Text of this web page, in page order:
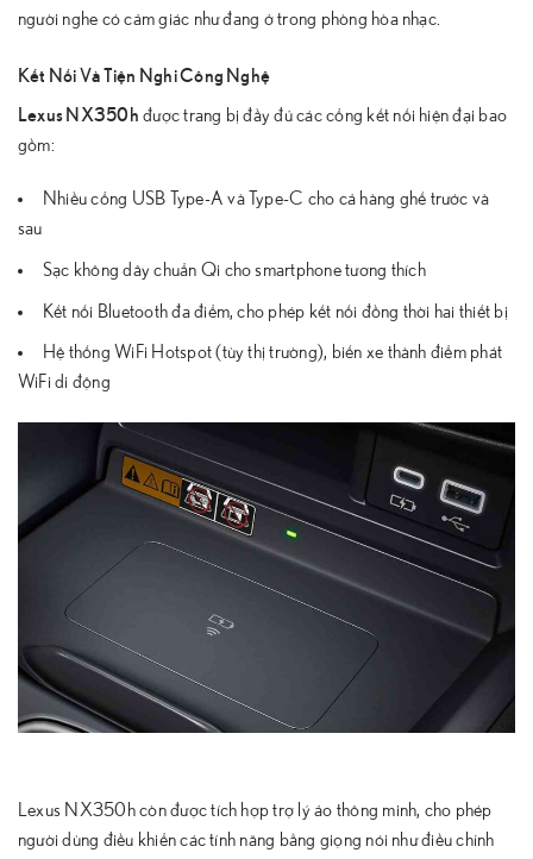
người nghe có cảm giác như đang ở trong phòng hòa nhạc.
Kết Nối Và Tiện Nghi Công Nghệ
Lexus NX350h được trang bị đầy đủ các cổng kết nối hiện đại bao
gồm:
Nhiều cổng USB Type-A và Type-C cho cả hàng ghế trước và
sau
Sạc không dây chuẩn Qi cho smartphone tương thích
Kết nối Bluetooth đa điểm, cho phép kết nối đồng thời hai thiết bị
Hệ thống WiFi Hotspot (tùy thị trường), biến xe thành điểm phát
WiFi di động
Lexus NX350h còn được tích hợp trợ lý ảo thông minh, cho phép
người dùng điều khiển các tính năng bằng giọng nói như điều chỉnh